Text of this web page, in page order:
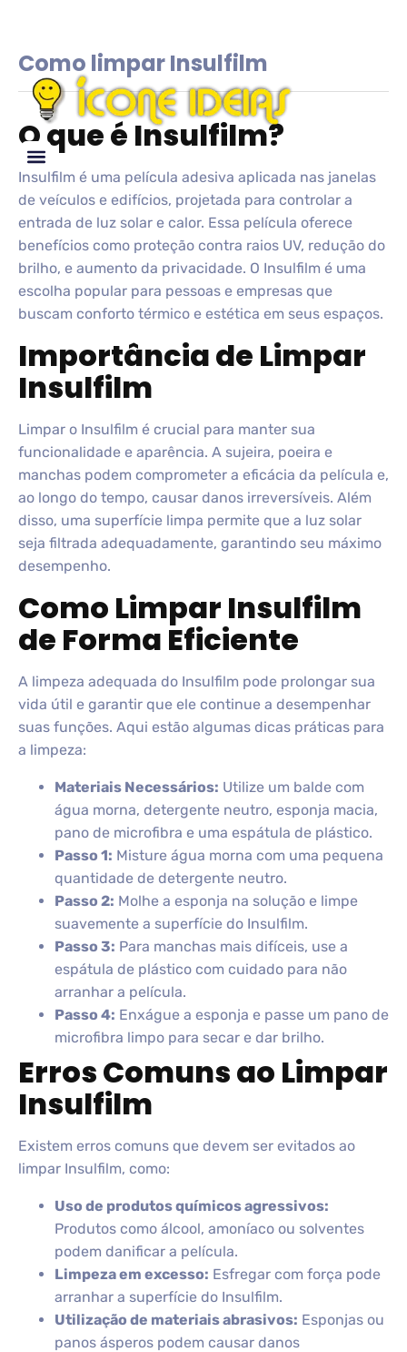
Como limpar Insulfilm
O que é Insulfilm?
Insulfilm é uma película adesiva aplicada nas janelas
de veículos e edifícios, projetada para controlar a
entrada de luz solar e calor. Essa película oferece
benefícios como proteção contra raios UV, redução do
brilho, e aumento da privacidade. O Insulfilm é uma
escolha popular para pessoas e empresas que
buscam conforto térmico e estética em seus espaços.
Importância de Limpar
Insulfilm
Limpar o Insulfilm é crucial para manter sua
funcionalidade e aparência. A sujeira, poeira e
manchas podem comprometer a eficácia da película e,
ao longo do tempo, causar danos irreversíveis. Além
disso, uma superfície limpa permite que a luz solar
seja filtrada adequadamente, garantindo seu máximo
desempenho.
Como Limpar Insulfilm
de Forma Eficiente
A limpeza adequada do Insulfilm pode prolongar sua
vida útil e garantir que ele continue a desempenhar
suas funções. Aqui estão algumas dicas práticas para
a limpeza:
Materiais Necessários: Utilize um balde com
água morna, detergente neutro, esponja macia,
pano de microfibra e uma espátula de plástico.
Passo 1: Misture água morna com uma pequena
quantidade de detergente neutro.
Passo 2: Molhe a esponja na solução e limpe
suavemente a superfície do Insulfilm.
Passo 3: Para manchas mais difíceis, use a
espátula de plástico com cuidado para não
arranhar a película.
Passo 4: Enxágue a esponja e passe um pano de
microfibra limpo para secar e dar brilho.
Erros Comuns ao Limpar
Insulfilm
Existem erros comuns que devem ser evitados ao
limpar Insulfilm, como:
Uso de produtos químicos agressivos:
Produtos como álcool, amoníaco ou solventes
podem danificar a película.
Limpeza em excesso: Esfregar com força pode
arranhar a superfície do Insulfilm.
Utilização de materiais abrasivos: Esponjas ou
panos ásperos podem causar danos